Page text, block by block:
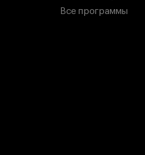
Все программы